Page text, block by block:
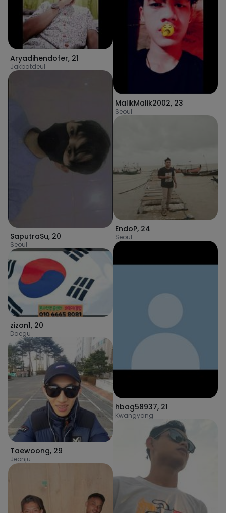
Aryadihendofer, 21
Jakbatdeul
SaputraSu, 20
Seoul
zizon1, 20
Daegu
Taewoong, 29
Jeonju
MalikMalik2002, 23
Seoul
EndoP, 24
Seoul
hbag58937, 21
Kwangyang